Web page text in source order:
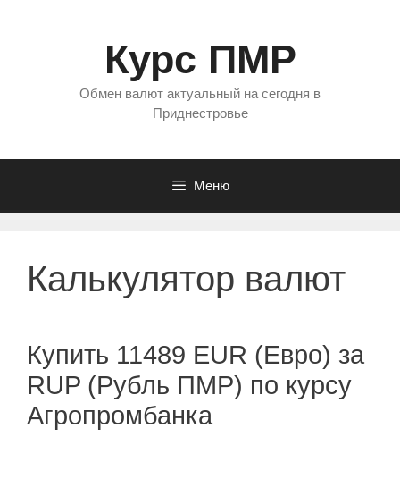
Курс ПМР
Обмен валют актуальный на сегодня в
Приднестровье
Меню
Калькулятор валют
Купить 11489 EUR (Евро) за
RUP (Рубль ПМР) по курсу
Агропромбанка